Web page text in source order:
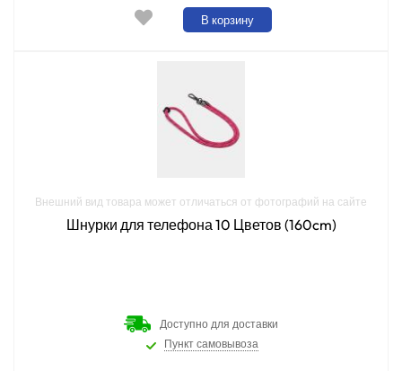
В корзину
Внешний вид товара может отличаться от фотографий на сайте
Шнурки для телефона 10 Цветов (160cm)
Доступно для доставки
Пункт самовывоза